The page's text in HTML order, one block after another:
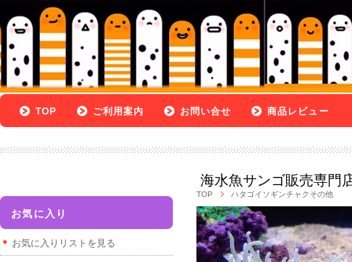
TOP ご利用案内 お問い合せ 商品レビュー
海水魚サンゴ販売専門
TOP ハタゴイソギンチャクその他
お気に入り
お気に入りリストを見る